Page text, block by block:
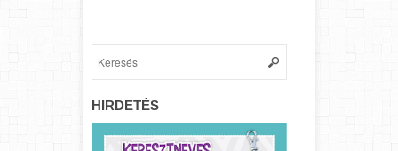
HIRDETÉS